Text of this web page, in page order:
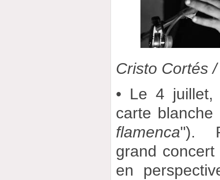
Cristo Cortés
• Le 4
carte
flamenca").
grand
en